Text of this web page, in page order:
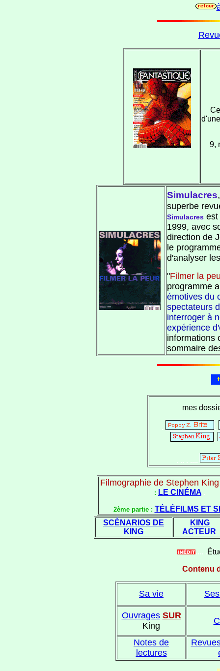
9,
Simulacres,
superbe
Simulacres est
1999, avec
direction de
le
d'analyser
"Filmer la
programme
émotives du
spectateurs
interroger à
expérience
informations
sommaire
mes
.
.
.
. .. . ....
Filmographie de Stephen
: LE CINÉMA .
2ème partie : TÉLÉFILMS ET
SCÉNARIOS DE
KING
KING
ACTEUR
.... .
Contenu
Sa vie
Ouvrages SUR
King
Notes de
lectures